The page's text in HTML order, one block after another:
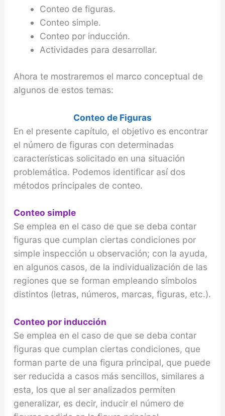
Conteo de figuras.
Conteo simple.
Conteo por inducción.
Actividades para desarrollar.
Ahora te mostraremos el marco conceptual de
algunos de estos temas:
Conteo de Figuras
En el presente capítulo, el objetivo es encontrar
el número de figuras con determinadas
características solicitado en una situación
problemática. Podemos identificar así dos
métodos principales de conteo.
Conteo simple
Se emplea en el caso de que se deba contar
figuras que cumplan ciertas condiciones por
simple ins­pección u observación; con la ayuda,
en algunos casos, de la individualización de las
regiones que se forman empleando símbolos
distintos (letras, números, marcas, figuras, etc.).
Conteo por inducción
Se emplea en el caso de que se deba contar
figu­ras que cumplan ciertas condiciones, que
forman parte de una figura principal, que puede
ser redu­cida a casos más sencillos, similares a
esta, los que al ser analizados permiten
generalizar, es decir, inducir el número de